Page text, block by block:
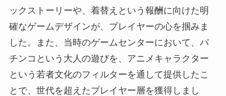
ックストーリーや、着替えという報酬に向けた明
確なゲームデザインが、プレイヤーの心を掴みま
した。また、当時のゲームセンターにおいて、パ
チンコという大人の遊びを、アニメキャラクター
という若者文化のフィルターを通して提供したこ
とで、世代を超えたプレイヤー層を獲得しまし